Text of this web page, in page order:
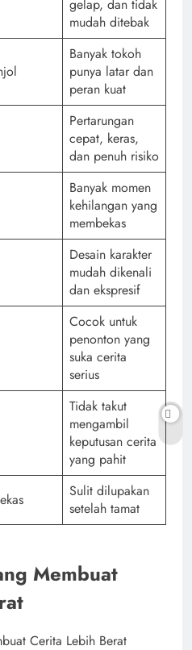
gelap, dan tidak
mudah ditebak
Banyak tokoh
punya latar dan
peran kuat
Pertarungan
cepat, keras,
dan penuh risiko
Banyak momen
kehilangan yang
membekas
Desain karakter
mudah dikenali
dan ekspresif
Cocok untuk
penonton yang
suka cerita
serius
Tidak takut
mengambil
keputusan cerita
yang pahit
Sulit dilupakan
setelah tamat
Membuat